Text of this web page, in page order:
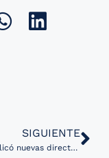
SIGUIENTE
FDA publicó nuevas directrices para el control de cambios en soluciones de IA y machine learning